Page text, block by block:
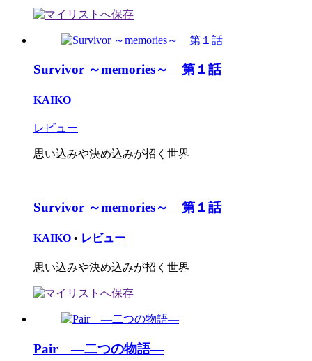
Survivor ～memories～ 第１話
KAIKO
レビュー
思い込みや決め込みが招く世界
Survivor ～memories～ 第１話
KAIKO • レビュー
思い込みや決め込みが招く世界
Pair ―二つの物語―